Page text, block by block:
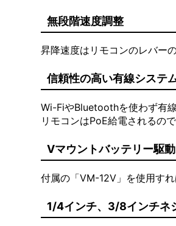
無段階速度調整
昇降速度はリモコンのレバー
信頼性の高い有線システ
Wi-FiやBluetoothを使わず有
リモコンはPoE給電されるの
Vマウントバッテリー駆動
付属の「VM-12V」を使用す
1/4インチ、3/8インチネ